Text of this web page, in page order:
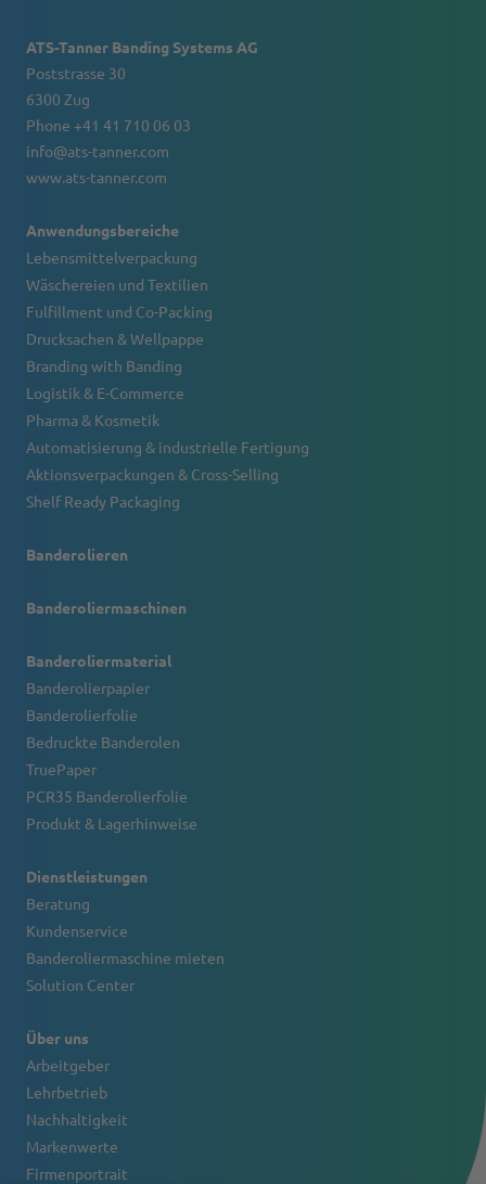
ATS-Tanner Banding Systems AG
Poststrasse 30
6300 Zug
Phone +41 41 710 06 03
info@ats-tanner.com
www.ats-tanner.com
Anwendungsbereiche
Lebensmittelverpackung
Wäschereien und Textilien
Fulfillment und Co-Packing
Drucksachen & Wellpappe
Branding with Banding
Logistik & E-Commerce
Pharma & Kosmetik
Automatisierung & industrielle Fertigung
Aktionsverpackungen & Cross-Selling
Shelf Ready Packaging
Banderolieren
Banderoliermaschinen
Banderoliermaterial
Banderolierpapier
Banderolierfolie
Bedruckte Banderolen
TruePaper
PCR35 Banderolierfolie
Produkt & Lagerhinweise
Dienstleistungen
Beratung
Kundenservice
Banderoliermaschine mieten
Solution Center
Über uns
Arbeitgeber
Lehrbetrieb
Nachhaltigkeit
Markenwerte
Firmenportrait